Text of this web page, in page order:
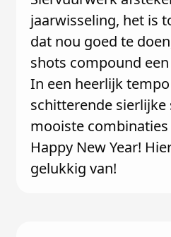
jaarwisseling, het is
dat nou goed te
shots compound
In een heerlijk
schitterende sierlijke
mooiste
Happy New Year!
gelukkig van!